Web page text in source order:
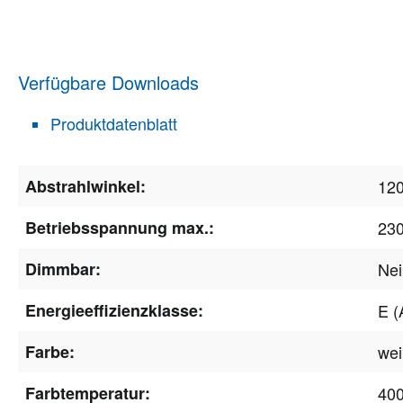
Verfügbare Downloads
Produktdatenblatt
Abstrahlwinkel:
Betriebsspannung max.:
Dimmbar:
Energieeffizienzklasse:
E
Farbe:
Farbtemperatur: